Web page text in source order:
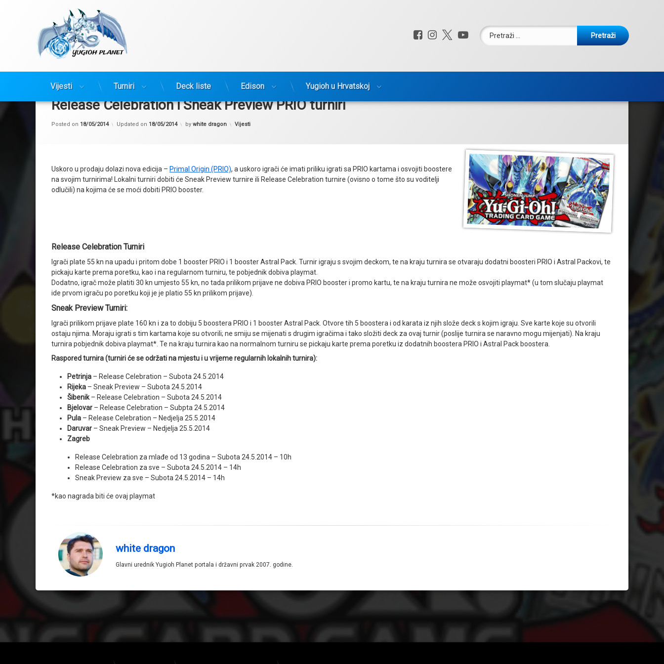
Preskoči
Facebook
Instagram
X.com
YouTube
Pretraži:
Vijesti Turniri Deck liste Edison Yugioh u Hrvatskoj
Release Celebration i Sneak Preview PRIO turniri
Posted on 18/05/2014 Updated on 18/05/2014 by white dragon Kategorije:
Vijesti
Uskoro u prodaju dolazi nova edicija – Primal Origin (PRIO), a uskoro igrači će imati priliku igrati sa PRIO kartama i osvojiti boostere
na svojim turnirima! Lokalni turniri dobiti će Sneak Preview turnire ili Release Celebration turnire (ovisno o tome što su voditelji
odlučili) na kojima će se moći dobiti PRIO booster.
Release Celebration Turniri
Igrači plate 55 kn na upadu i pritom dobe 1 booster PRIO i 1 booster Astral Pack. Turnir igraju s svojim deckom, te na kraju turnira se otvaraju dodatni boosteri PRIO i Astral Packovi, te
pickaju karte prema poretku, kao i na regularnom turniru, te pobjednik dobiva playmat.
Dodatno, igrač može platiti 30 kn umjesto 55 kn, no tada prilikom prijave ne dobiva PRIO booster i promo kartu, te na kraju turnira ne može osvojiti playmat* (u tom slučaju playmat
ide prvom igraču po poretku koji je je platio 55 kn prilikom prijave).
Sneak Preview Turniri:
Igrači prilikom prijave plate 160 kn i za to dobiju 5 boostera PRIO i 1 booster Astral Pack. Otvore tih 5 boostera i od karata iz njih slože deck s kojim igraju. Sve karte koje su otvorili
ostaju njima. Moraju igrati s tim kartama koje su otvorili; ne smiju se mijenati s drugim igračima i tako složiti deck za ovaj turnir (poslije turnira se naravno mogu mijenjati). Na kraju
turnira pobjednik dobiva playmat*. Te na kraju turnira kao na normalnom turniru se pickaju karte prema poretku iz dodatnih boostera PRIO i Astral Pack boostera.
Raspored turnira (turniri će se održati na mjestu i u vrijeme regularnih lokalnih turnira):
Petrinja – Release Celebration – Subota 24.5.2014
Rijeka – Sneak Preview – Subota 24.5.2014
Šibenik– Release Celebration – Subota 24.5.2014
Bjelovar – Release Celebration – Subpta 24.5.2014
Pula – Release Celebration – Nedjelja 25.5.2014
Daruvar – Sneak Preview – Nedjelja 25.5.2014
Zagreb
Release Celebration za mlađe od 13 godina – Subota 24.5.2014 – 10h
Release Celebration za sve – Subota 24.5.2014 – 14h
Sneak Preview za sve – Subota 24.5.2014 – 14h
*kao nagrada biti će ovaj playmat
white dragon
Glavni urednik Yugioh Planet portala i državni prvak 2007. godine.